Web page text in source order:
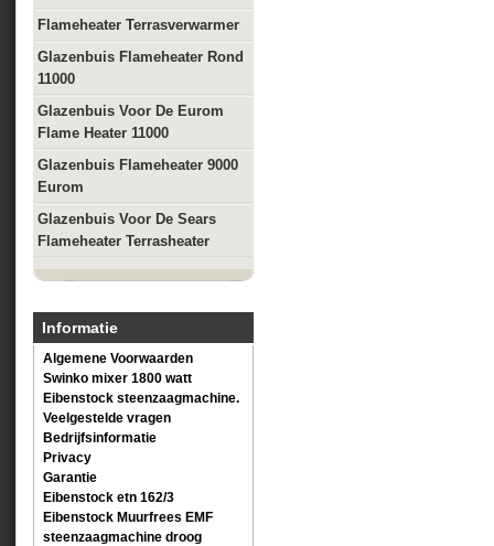
Flameheater Terrasverwarmer
Glazenbuis Flameheater Rond
11000
Glazenbuis Voor De Eurom
Flame Heater 11000
Glazenbuis Flameheater 9000
Eurom
Glazenbuis Voor De Sears
Flameheater Terrasheater
Informatie
Algemene Voorwaarden
Swinko mixer 1800 watt
Eibenstock steenzaagmachine.
Veelgestelde vragen
Bedrijfsinformatie
Privacy
Garantie
Eibenstock etn 162/3
Eibenstock Muurfrees EMF
steenzaagmachine droog